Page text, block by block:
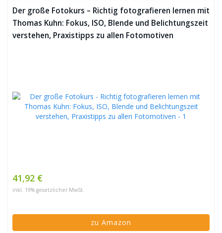
Der große Fotokurs – Richtig fotografieren lernen mit
Thomas Kuhn: Fokus, ISO, Blende und Belichtungszeit
verstehen, Praxistipps zu allen Fotomotiven
41,92 €
inkl. 19% gesetzlicher MwSt.
zu Amazon